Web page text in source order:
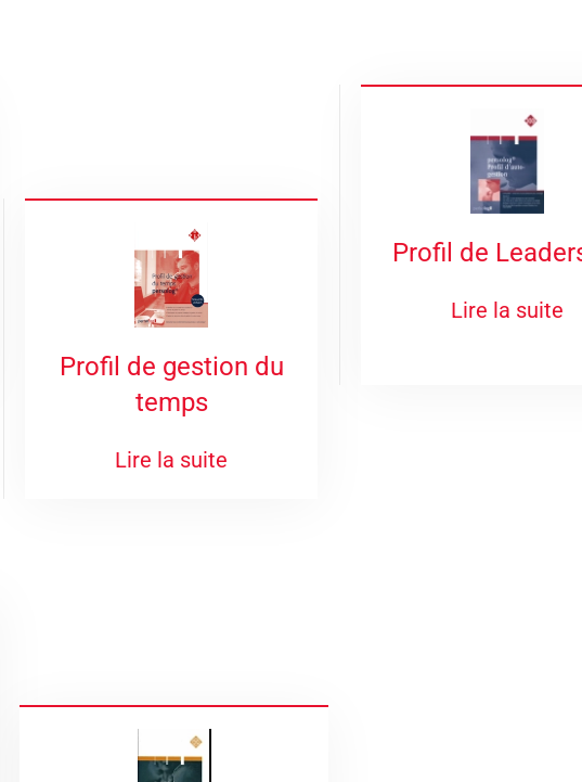
Profil de gestion du
temps
Lire la suite
Profil de
Lire la suite